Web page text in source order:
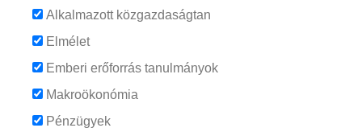
Alkalmazott közgazdaságtan
Elmélet
Emberi erőforrás tanulmányok
Makroökonómia
Pénzügyek